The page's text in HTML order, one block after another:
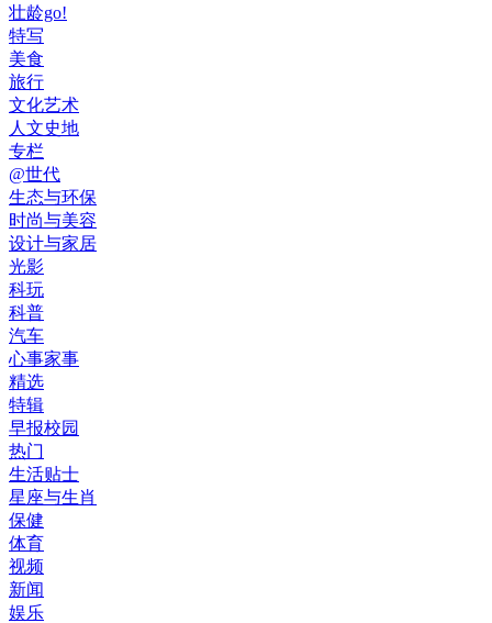
壮龄go!
特写
美食
旅行
文化艺术
人文史地
专栏
@世代
生态与环保
时尚与美容
设计与家居
光影
科玩
科普
汽车
心事家事
精选
特辑
早报校园
热门
生活贴士
星座与生肖
保健
体育
视频
新闻
娱乐